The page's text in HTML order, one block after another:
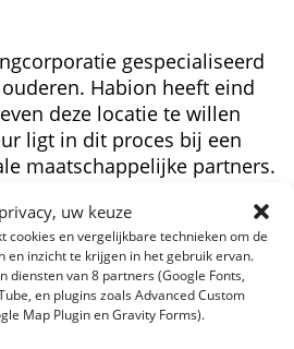
uw keuze
cookies en vergelijkbare technieken om de
en inzicht te krijgen in het gebruik ervan.
diensten van 8 partners (Google Fonts,
en plugins zoals Advanced Custom
Map Plugin en Gravity Forms).
gespecialiseerd
Habion heeft eind
deze locatie te willen
ligt in dit proces bij een
maatschappelijke partners.
doorlopen en zijn tot
Het verkoopproces
begeleid door WIJ Aan- en